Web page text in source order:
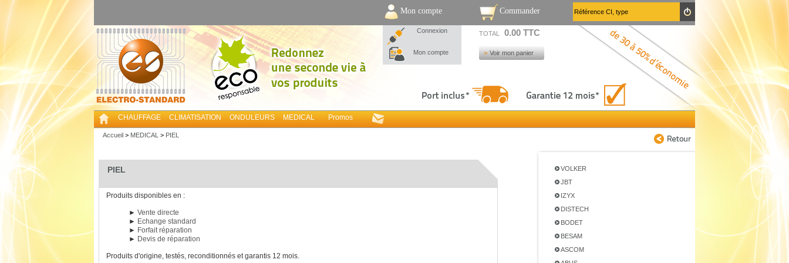
Mon compte
Connexion
Mon compte
Commander
TOTAL 0.00 TTC
Voir mon panier
CHAUFFAGE CLIMATISATION ONDULEURS MEDICAL Promos
Accueil > MEDICAL > PIEL
PIEL
Produits disponibles en :
► Vente directe
► Echange standard
► Forfait réparation
► Devis de réparation
Produits d'origine, testés, reconditionnés et garantis 12 mois.
VOLKER
JBT
IZYX
DISTECH
BODET
BESAM
ASCOM